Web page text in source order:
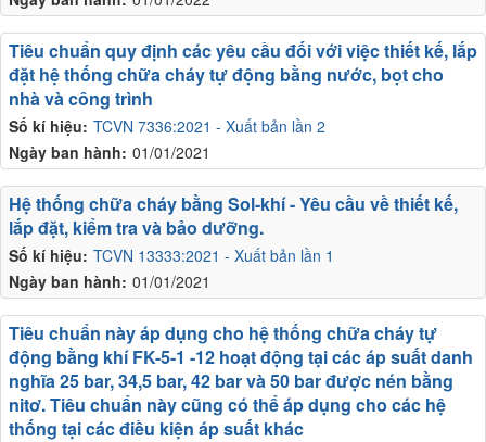
Số kí hiệu: TCVN 7336:2021 - Xuất bản lần 2
Ngày ban hành: 01/01/2021
Tiêu chuẩn quy định các yêu cầu đối với việc thiết kế, lắp
đặt hệ thống chữa cháy tự động bằng nước, bọt cho
nhà và công trình
Số kí hiệu: TCVN 13333:2021 - Xuất bản lần 1
Ngày ban hành: 01/01/2021
Hệ thống chữa cháy bằng Sol-khí - Yêu cầu về thiết kế,
lắp đặt, kiểm tra và bảo dưỡng.
Tiêu chuẩn này áp dụng cho hệ thống chữa cháy tự
động bằng khí FK-5-1 -12 hoạt động tại các áp suất danh
nghĩa 25 bar, 34,5 bar, 42 bar và 50 bar được nén bằng
nitơ. Tiêu chuẩn này cũng có thể áp dụng cho các hệ
thống tại các điều kiện áp suất khác